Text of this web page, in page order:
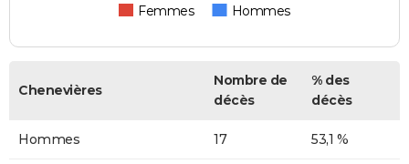
Femmes Hommes
Chenevières
Nombre de
décès
% des
décès
Hommes 17 53,1 %